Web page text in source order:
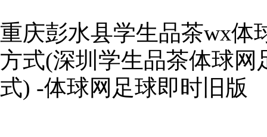
重庆彭水县学生品茶wx体
方式(深圳学生品茶体球
式) -体球网足球即时旧版